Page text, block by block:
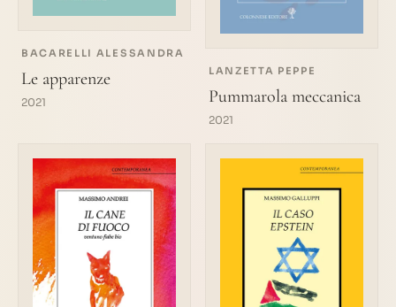
BACARELLI ALESSANDRA
Le apparenze
2021
LANZETTA PEPPE
Pummarola meccanica
2021